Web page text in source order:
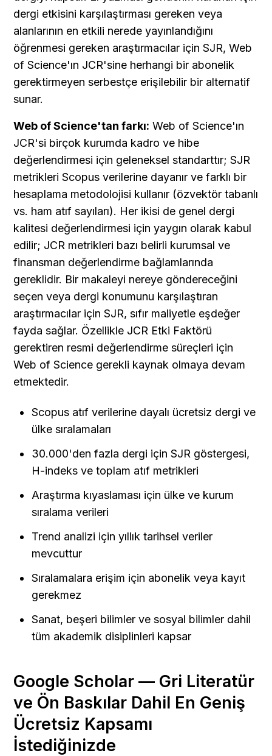
dergi etkisini karşılaştırması gereken veya
alanlarının en etkili nerede yayınlandığını
öğrenmesi gereken araştırmacılar için SJR, Web
of Science'ın JCR'sine herhangi bir abonelik
gerektirmeyen serbestçe erişilebilir bir alternatif
sunar.
Web of Science'tan farkı: Web of Science'ın
JCR'si birçok kurumda kadro ve hibe
değerlendirmesi için geleneksel standarttır; SJR
metrikleri Scopus verilerine dayanır ve farklı bir
hesaplama metodolojisi kullanır (özvektör tabanlı
vs. ham atıf sayıları). Her ikisi de genel dergi
kalitesi değerlendirmesi için yaygın olarak kabul
edilir; JCR metrikleri bazı belirli kurumsal ve
finansman değerlendirme bağlamlarında
gereklidir. Bir makaleyi nereye göndereceğini
seçen veya dergi konumunu karşılaştıran
araştırmacılar için SJR, sıfır maliyetle eşdeğer
fayda sağlar. Özellikle JCR Etki Faktörü
gerektiren resmi değerlendirme süreçleri için
Web of Science gerekli kaynak olmaya devam
etmektedir.
Scopus atıf verilerine dayalı ücretsiz dergi ve
ülke sıralamaları
30.000'den fazla dergi için SJR göstergesi,
H-indeks ve toplam atıf metrikleri
Araştırma kıyaslaması için ülke ve kurum
sıralama verileri
Trend analizi için yıllık tarihsel veriler
mevcuttur
Sıralamalara erişim için abonelik veya kayıt
gerekmez
Sanat, beşeri bilimler ve sosyal bilimler dahil
tüm akademik disiplinleri kapsar
Google Scholar — Gri Literatür
ve Ön Baskılar Dahil En Geniş
Ücretsiz Kapsamı
İstediğinizde